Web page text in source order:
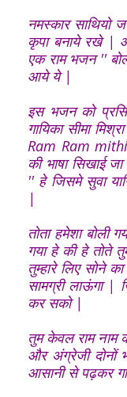
नमस्कार साथियो
कृपा बनाये रखे |
एक राम भजन '' बोल
आये ये |
इस भजन को
गायिका सीमा
Ram Ram
की भाषा सिखाई
'' हे जिसमे सुवा
|
तोता हमेशा बोली
गया हे की हे तोते
तुम्हारे लिए सोने
सामग्री लाऊंगा
कर सको |
तुम केवल राम नाम
और अंग्रेजी दोनों
आसानी से पढ़कर